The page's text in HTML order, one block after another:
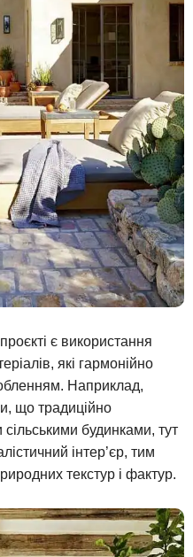
є використання
які гармонійно
Наприклад,
що традиційно
будинками, тут
інтер’єр, тим
текстур і фактур.